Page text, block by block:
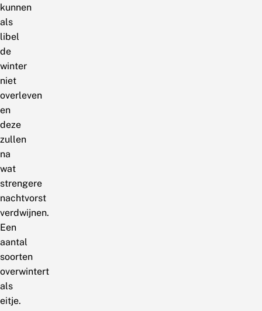
kunnen
als
libel
de
winter
niet
overleven
en
deze
zullen
na
wat
strengere
nachtvorst
verdwijnen.
Een
aantal
soorten
overwintert
als
eitje.